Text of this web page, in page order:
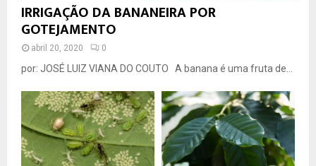
IRRIGAÇÃO DA BANANEIRA POR
GOTEJAMENTO
abril 20, 2020 0
por: JOSÉ LUIZ VIANA DO COUTO A banana é uma fruta de...